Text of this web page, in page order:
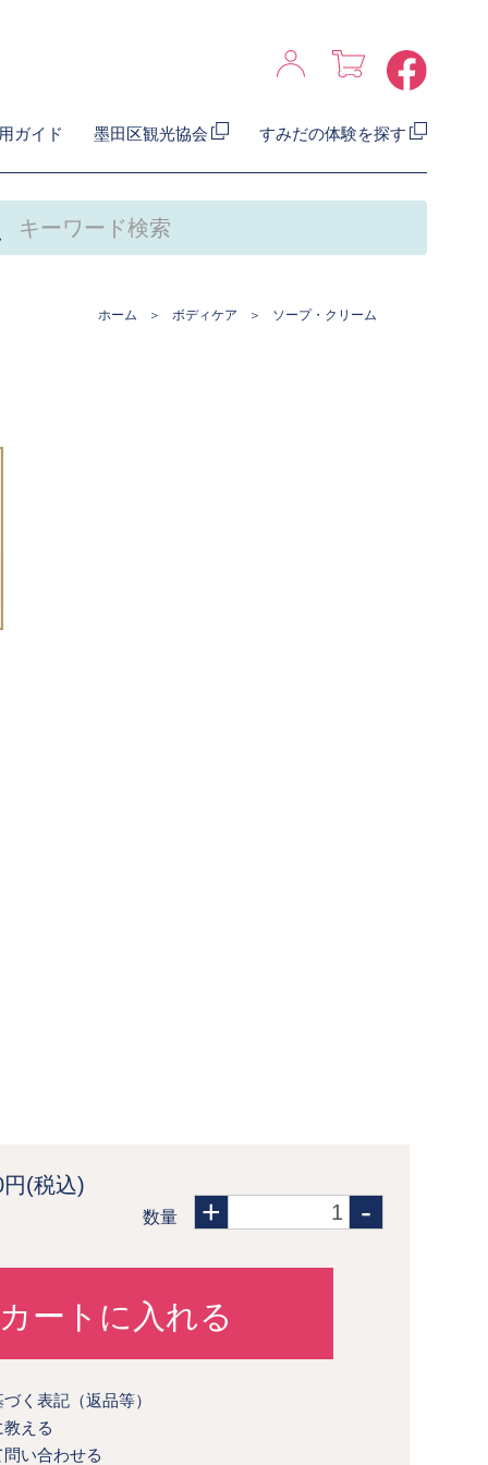
ガイド 墨田区観光協会 すみだの体験を探す
ホーム ボディケア ソープ・クリーム
(税込)
数量 + -
ートに入れる
く表記（返品等）
える
い合わせる